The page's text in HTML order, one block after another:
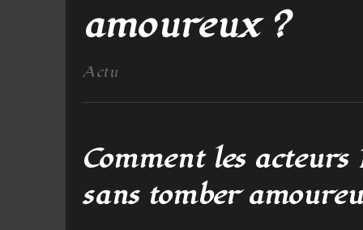
amoureux ?
Actu
Comment les acteurs
sans tomber